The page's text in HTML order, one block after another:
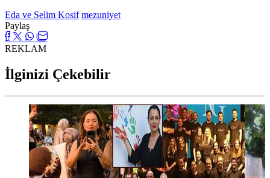
Eda ve Selim Kosif mezuniyet
Paylaş
REKLAM
İlginizi Çekebilir